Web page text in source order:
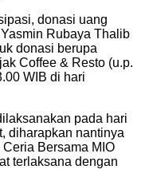
donasi uang
Rubaya Thalib
donasi berupa
Coffee & Resto (u.p.
WIB di hari
pada hari
diharapkan nantinya
Bersama MIO
terlaksana dengan